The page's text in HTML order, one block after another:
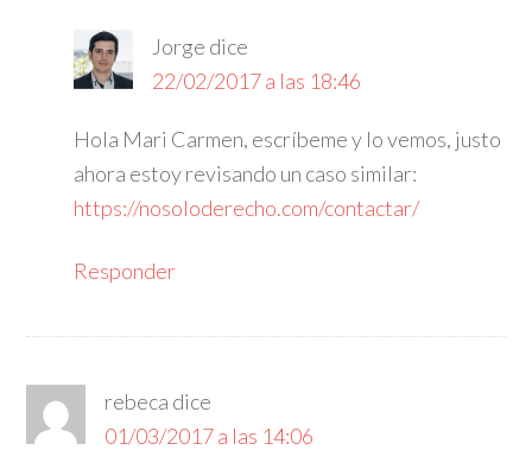
Jorge dice
22/02/2017 a las 18:46
Hola Mari Carmen, escríbeme y lo vemos, justo
ahora estoy revisando un caso similar:
https://nosoloderecho.com/contactar/
Responder
rebeca dice
01/03/2017 a las 14:06